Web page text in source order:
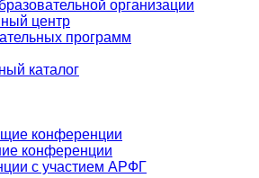
организации
центр
программ
каталог
конференции
конференции
с участием АРФГ